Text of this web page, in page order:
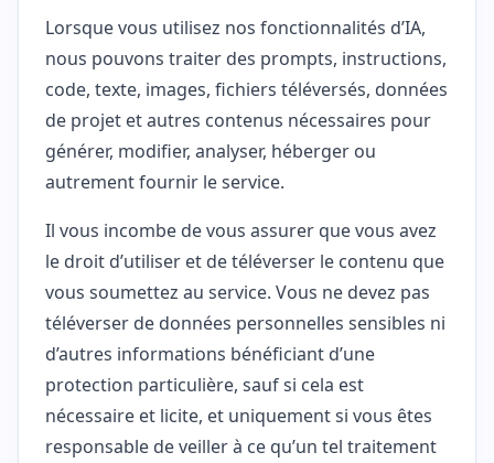
Lorsque vous utilisez nos fonctionnalités d’IA,
nous pouvons traiter des prompts, instructions,
code, texte, images, fichiers téléversés, données
de projet et autres contenus nécessaires pour
générer, modifier, analyser, héberger ou
autrement fournir le service.
Il vous incombe de vous assurer que vous avez
le droit d’utiliser et de téléverser le contenu que
vous soumettez au service. Vous ne devez pas
téléverser de données personnelles sensibles ni
d’autres informations bénéficiant d’une
protection particulière, sauf si cela est
nécessaire et licite, et uniquement si vous êtes
responsable de veiller à ce qu’un tel traitement